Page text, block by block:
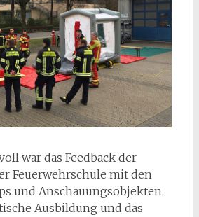
war das Feedback der
Feuerwehrschule mit den
und Anschauungsobjekten.
Ausbildung und das